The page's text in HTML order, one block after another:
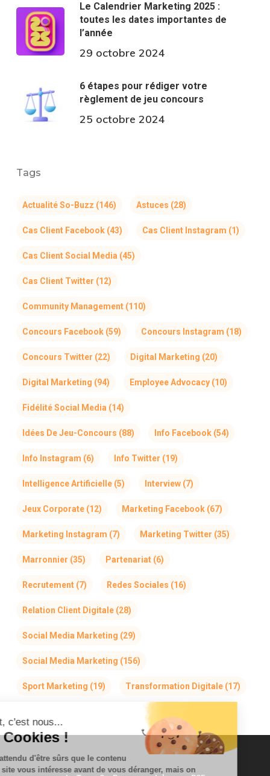
Salut, c'est nous...
les Cookies !
On a attendu d'être sûrs que le contenu
de ce site vous intéresse avant de vous déranger, mais on
Le Calendrier Marketing 2025 :
toutes les dates importantes de
l’année
29 octobre 2024
6 étapes pour rédiger votre
règlement de jeu concours
25 octobre 2024
Tags
Actualité So-Buzz (146) Astuces (28)
Cas Client Facebook(43) Cas Client Instagram (1)
Cas Client Social Media (45)
Cas Client Twitter (12)
Community Management(110)
Concours Facebook(59) Concours Instagram (18)
Concours Twitter (22) Digital Marketing (20)
Digital Marketing (94) Employee Advocacy(10)
Fidélité Social Media (14)
Idées De Jeu-Concours (88) Info Facebook(54)
Info Instagram (6) Info Twitter (19)
Intelligence Artificielle(5) Interview(7)
Jeux Corporate(12) Marketing Facebook(67)
Marketing Instagram (7) Marketing Twitter (35)
Marronnier (35) Partenariat(6)
Recrutement(7) Redes Sociales (16)
Relation Client Digitale(28)
Social Media Marketing (29)
Social Media Marketing (156)
Sport Marketing (19) Transformation Digitale(17)